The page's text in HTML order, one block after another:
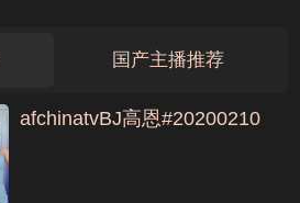
射粉穴编号50FE4A28
国产主播推荐
afchinatvBJ高恩#20200210